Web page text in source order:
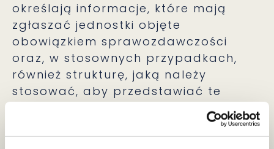
określają informacje, które mają
zgłaszać jednostki objęte
obowiązkiem sprawozdawczości
oraz, w stosownych przypadkach,
również strukturę, jaką należy
stosować, aby przedstawiać te
informacje. Dotychczas Komisja
rozporządzenie delegowane,